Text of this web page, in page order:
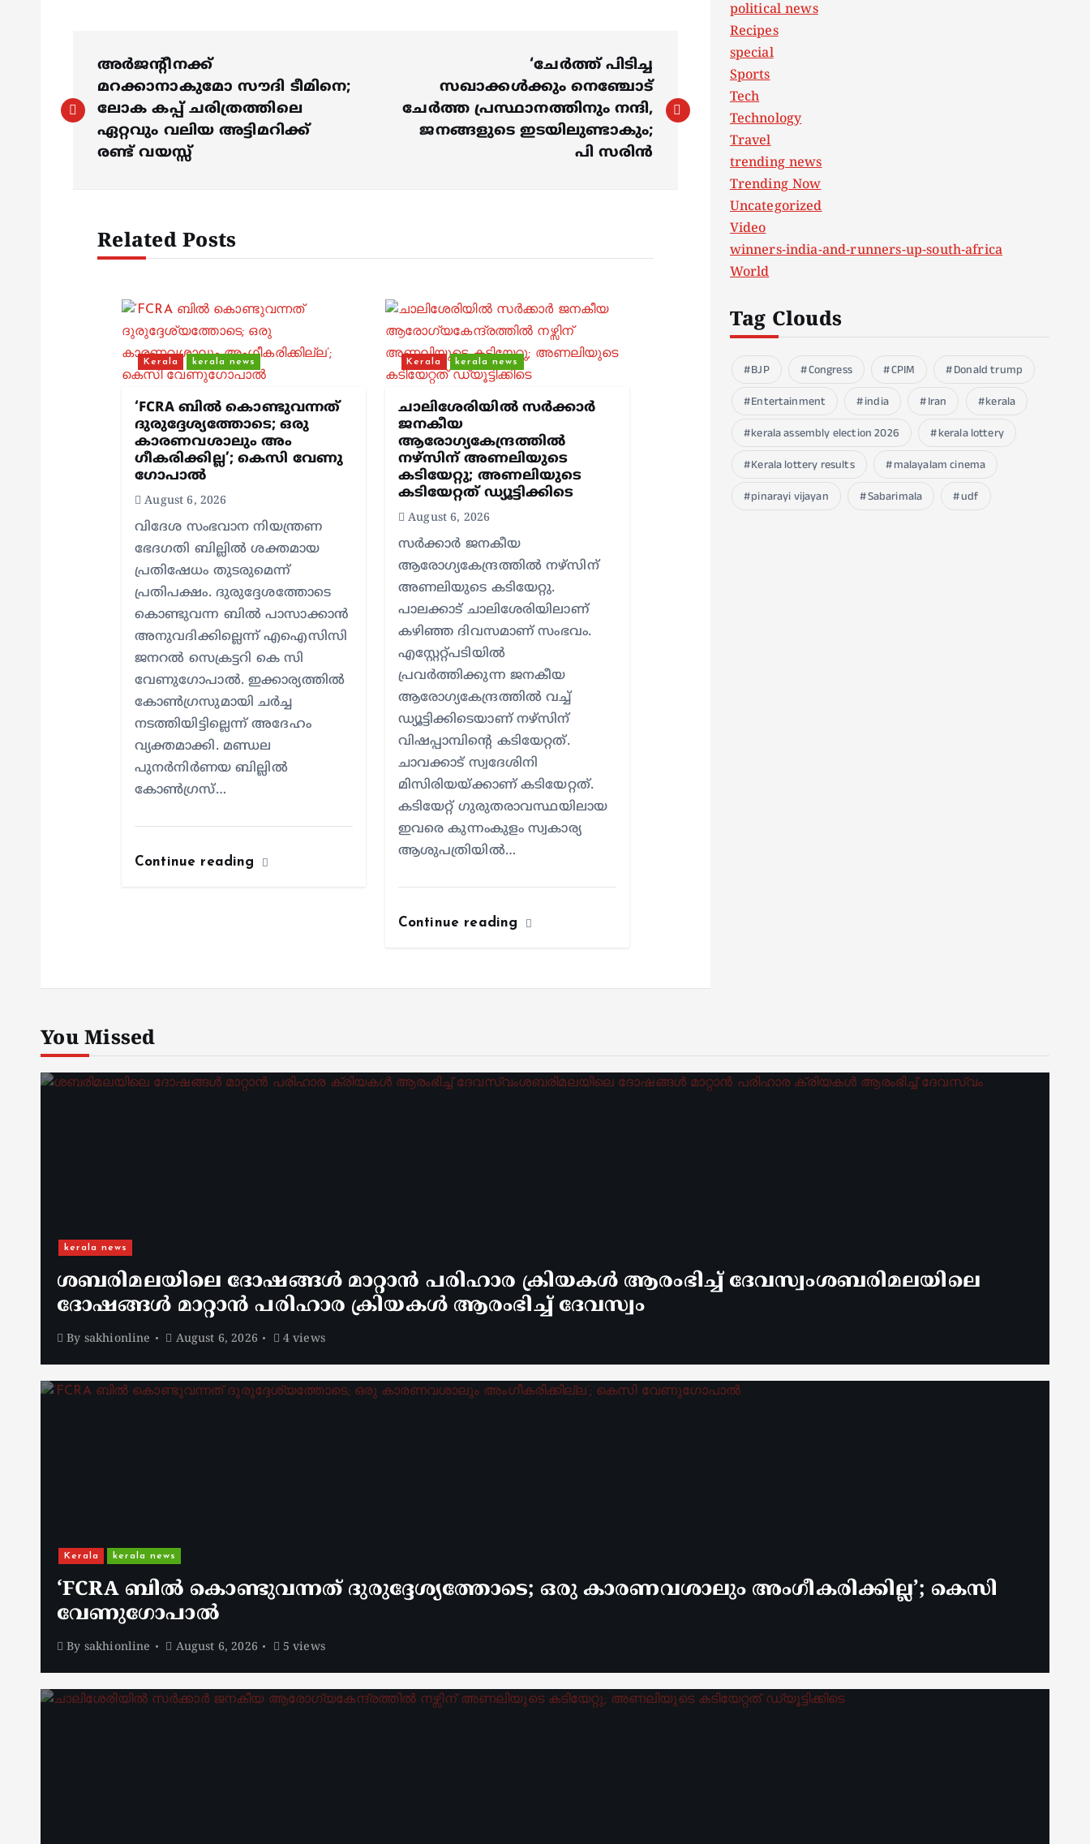
o
അര്‍ജന്റീനക്ക്
മറക്കാനാകുമോ സൗദി ടീമിനെ;
ലോക കപ്പ് ചരിത്രത്തിലെ
ഏറ്റവും വലിയ അട്ടിമറിക്ക്
രണ്ട് വയസ്സ്
‘ചേർത്ത് പിടിച്ച
സഖാക്കൾക്കും നെഞ്ചോട്
ചേർത്ത പ്രസ്ഥാനത്തിനും നന്ദി,
ജനങ്ങളുടെ ഇടയിലുണ്ടാകും;
പി സരിൻ
Related Posts
Kerala kerala news
‘FCRA ബിൽ കൊണ്ടുവന്നത്
ദുരുദ്ദേശ്യത്തോടെ; ഒരു
കാരണവശാലും അം​
ഗീകരിക്കില്ല’; കെസി വേണു​
ഗോപാൽ
August 6, 2026
വിദേശ സംഭവാന നിയന്ത്രണ
ഭേദഗതി ബില്ലിൽ ശക്തമായ
പ്രതിഷേധം തുടരുമെന്ന്
പ്രതിപക്ഷം. ദുരുദ്ദേശത്തോടെ
കൊണ്ടുവന്ന ബിൽ പാസാക്കാൻ
അനുവദിക്കില്ലെന്ന് എഐസിസി
ജനറൽ സെക്രട്ടറി കെ സി
വേണുഗോപാൽ. ഇക്കാര്യത്തിൽ
കോൺഗ്രസുമായി ചർച്ച
നടത്തിയിട്ടില്ലെന്ന് അദേഹം
വ്യക്തമാക്കി. മണ്ഡല
പുനർനിർണയ ബില്ലിൽ
കോൺഗ്രസ്…
Continue reading
Kerala kerala news
ചാലിശേരിയില്‍ സര്‍ക്കാര്‍
ജനകീയ
ആരോഗ്യകേന്ദ്രത്തില്‍
നഴ്സിന് അണലിയുടെ
കടിയേറ്റു; അണലിയുടെ
കടിയേറ്റത് ഡ്യൂട്ടിക്കിടെ
August 6, 2026
സര്‍ക്കാര്‍ ജനകീയ
ആരോഗ്യകേന്ദ്രത്തില്‍ നഴ്സിന്
അണലിയുടെ കടിയേറ്റു.
പാലക്കാട് ചാലിശേരിയിലാണ്
കഴിഞ്ഞ ദിവസമാണ് സംഭവം.
എസ്റ്റേറ്റ്പടിയില്‍
പ്രവര്‍ത്തിക്കുന്ന ജനകീയ
ആരോഗ്യകേന്ദ്രത്തില്‍ വച്ച്
ഡ്യൂട്ടിക്കിടെയാണ് നഴ്സിന്
വിഷപ്പാമ്പിന്റെ കടിയേറ്റത്.
ചാവക്കാട് സ്വദേശിനി
മിസിരിയയ്ക്കാണ് കടിയേറ്റത്.
കടിയേറ്റ് ഗുരുതരാവസ്ഥയിലായ
ഇവരെ കുന്നംകുളം സ്വകാര്യ
ആശുപത്രിയില്‍…
Continue reading
political news
Recipes
special
Sports
Tech
Technology
Travel
trending news
Trending Now
Uncategorized
Video
winners-india-and-runners-up-south-africa
World
Tag Clouds
BJP Congress CPIM
Donald trump
Entertainment
india Iran
kerala
kerala assembly election 2026
kerala lottery
Kerala lottery results
malayalam cinema
pinarayi vijayan
Sabarimala udf
You Missed
kerala news
ശബരിമലയിലെ ദോഷങ്ങൾ മാറ്റാൻ പരിഹാര ക്രിയകൾ ആരംഭിച്ച് ദേവസ്വംശബരിമലയിലെ
ദോഷങ്ങൾ മാറ്റാൻ പരിഹാര ക്രിയകൾ ആരംഭിച്ച് ദേവസ്വം
By sakhionline August 6, 2026 4 views
Kerala kerala news
‘FCRA ബിൽ കൊണ്ടുവന്നത് ദുരുദ്ദേശ്യത്തോടെ; ഒരു കാരണവശാലും അം​ഗീകരിക്കില്ല’; കെസി
വേണു​ഗോപാൽ
By sakhionline August 6, 2026 5 views